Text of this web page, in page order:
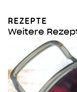
REZEPTE
Weitere